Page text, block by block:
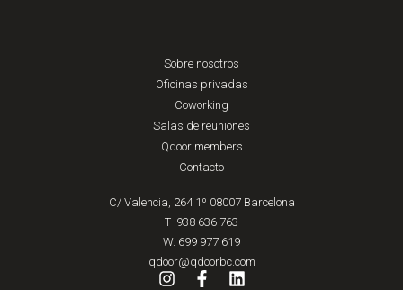
Sobre nosotros
Oficinas privadas
Coworking
Salas de reuniones
Qdoor members
Contacto
C/ Valencia, 264 1º 08007 Barcelona
T .938 636 763
W. 699 977 619
qdoor@qdoorbc.com